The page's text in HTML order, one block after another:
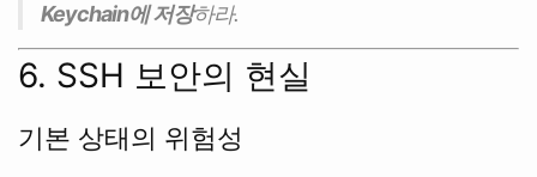
Keychain에 저장하라.
6. SSH 보안의 현실
기본 상태의 위험성